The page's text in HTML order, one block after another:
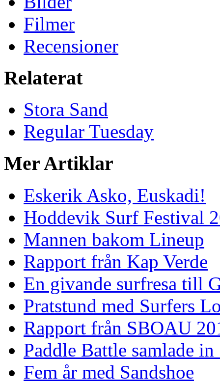
Filmer
Recensioner
Relaterat
Stora Sand
Regular Tuesday
Mer Artiklar
Eskerik Asko, Euskadi!
Hoddevik Surf Festival
Mannen bakom Lineup
Rapport från Kap Verde
En givande surfresa till
Pratstund med Surfers
Rapport från SBOAU
Paddle Battle samlade
Fem år med Sandshoe